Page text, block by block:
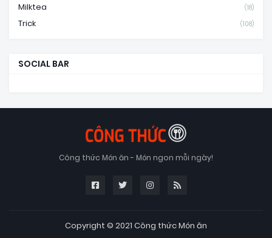
Milktea (18)
Trick (108)
SOCIAL BAR
Công thức Món ăn - Món ngon mỗi ngày!
Copyright © 2021 Công thức Món ăn